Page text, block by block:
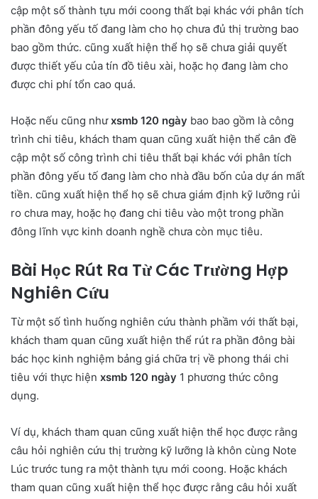
cập một số thành tựu mới coong thất bại khác với phân tích
phần đông yếu tố đang làm cho họ chưa đủ thị trường bao
bao gồm thức. cũng xuất hiện thể họ sẽ chưa giải quyết
được thiết yếu của tín đồ tiêu xài, hoặc họ đang làm cho
được chi phí tổn cao quá.
Hoặc nếu cũng nhưxsmb 120 ngày bao bao gồm là công
trình chi tiêu, khách tham quan cũng xuất hiện thể cân đề
cập một số công trình chi tiêu thất bại khác với phân tích
phần đông yếu tố đang làm cho nhà đầu bốn của dự án mất
tiền. cũng xuất hiện thể họ sẽ chưa giám định kỹ lưỡng rủi
ro chưa may, hoặc họ đang chi tiêu vào một trong phần
đông lĩnh vực kinh doanh nghề chưa còn mục tiêu.
Bài Học Rút Ra Từ Các Trường Hợp
Nghiên Cứu
Từ một số tình huống nghiên cứu thành phầm với thất bại,
khách tham quan cũng xuất hiện thể rút ra phần đông bài
bác học kinh nghiệm bảng giá chữa trị về phong thái chi
tiêu với thực hiện xsmb 120 ngày 1 phương thức công
dụng.
Ví dụ, khách tham quan cũng xuất hiện thể học được rằng
câu hỏi nghiên cứu thị trường kỹ lưỡng là khôn cùng Note
Lúc trước tung ra một thành tựu mới coong. Hoặc khách
tham quan cũng xuất hiện thể học được rằng câu hỏi xuất